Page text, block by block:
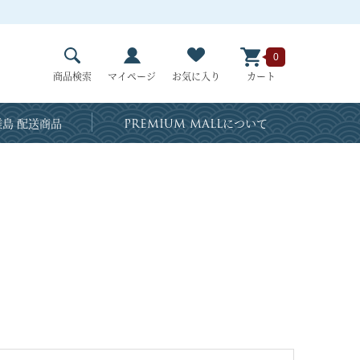
商品検索 マイページ お気に入り カート
0
配送商品 PREMIUM MALLについて